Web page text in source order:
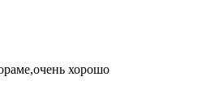
хорошо